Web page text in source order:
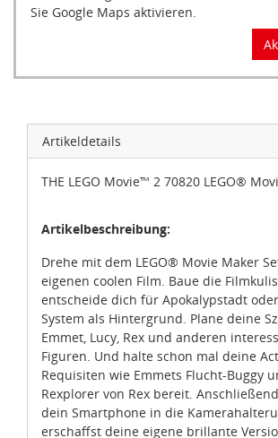
THE LEGO Movie™ 2 70820 LEGO®
Drehe mit dem LEGO® Movie Maker
eigenen coolen Film. Baue die
entscheide dich für Apokalypstadt oder
System als Hintergrund. Plane deine
Emmet, Lucy, Rex und anderen
Figuren. Und halte schon mal deine
Requisiten wie Emmets Flucht-Buggy
Rexplorer von Rex bereit. Anschließend
dein Smartphone in die
erschaffst deine eigene brillante
LEGO MOVIE 2 Filmhit.